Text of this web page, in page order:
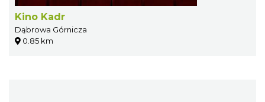
Kino Kadr
Dąbrowa Górnicza
0.85 km